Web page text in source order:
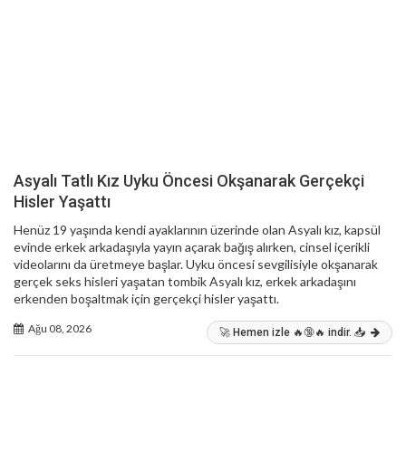
Asyalı Tatlı Kız Uyku Öncesi Okşanarak Gerçekçi
Hisler Yaşattı
Henüz 19 yaşında kendi ayaklarının üzerinde olan Asyalı kız, kapsül
evinde erkek arkadaşıyla yayın açarak bağış alırken, cinsel içerikli
videolarını da üretmeye başlar. Uyku öncesi sevgilisiyle okşanarak
gerçek seks hisleri yaşatan tombik Asyalı kız, erkek arkadaşını
erkenden boşaltmak için gerçekçi hisler yaşattı.
Ağu 08, 2026 🚀 Hemen izle 🔥🔞🔥 indir. 📥